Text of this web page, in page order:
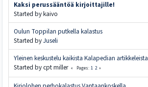
Kaksi perussääntöä kirjoittajille!
Started by kaivo
Oulun Toppilan putkella kalastus
Started byJuseli
Yleinen keskustelu kaikista Kalapedian artikkeleista
Started by cpt miller
Pages 1 2